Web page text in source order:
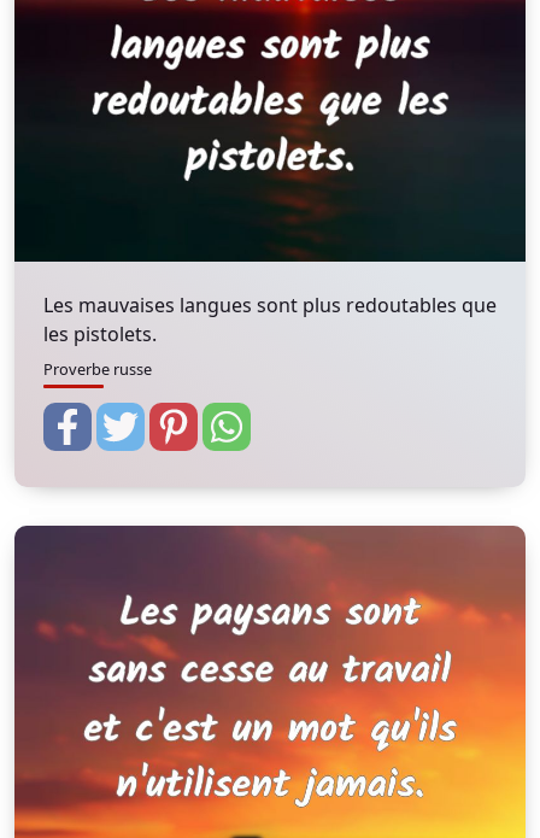
Les mauvaises langues sont plus redoutables que
les pistolets.
Proverbe russe